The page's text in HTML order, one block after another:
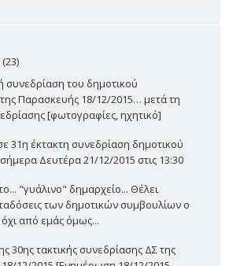
συνεδρίαση του δημοτικού
Παρασκευής 18/12/2015… μετά τη
[φωτογραφίες, ηχητικό]
31η έκτακτη συνεδρίαση δημοτικού
Δευτέρα 21/12/2015 στις 13:30
"γυάλινο" δημαρχείο... Θέλει
των δημοτικών συμβουλίων ο
από εμάς όμως...
30ης τακτικής συνεδρίασης ΔΣ της